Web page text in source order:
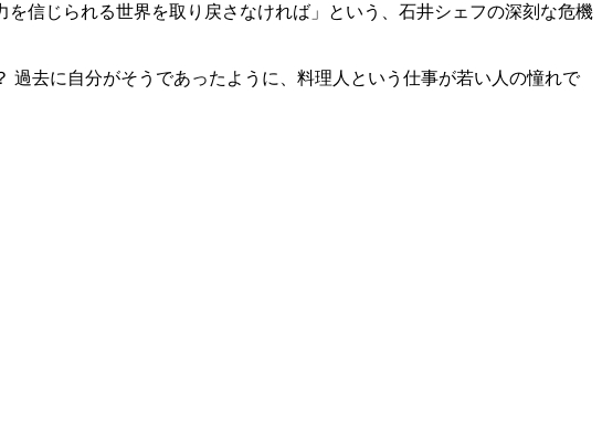
信じられる世界を取り戻さなければ」という、石井シェフの深刻な危機
過去に自分がそうであったように、料理人という仕事が若い人の憧れで